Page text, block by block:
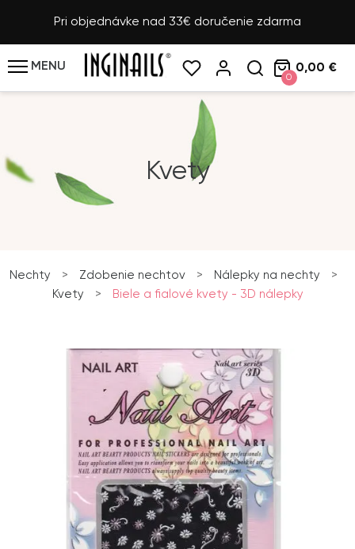
Pri objednávke nad 33€ doručenie zdarma
MENU
0
0,00 €
Kvety
Nechty > Zdobenie nechtov > Nálepky na nechty
>
Kvety
> Biele a fialové kvety - 3D nálepky